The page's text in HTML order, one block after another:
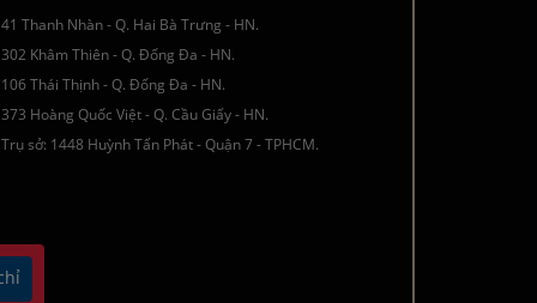
41 Thanh Nhàn - Q. Hai Bà Trưng - HN.
302 Khâm Thiên - Q. Đống Đa - HN.
106 Thái Thịnh - Q. Đống Đa - HN.
373 Hoàng Quốc Việt - Q. Cầu Giấy - HN.
Trụ sở: 1448 Huỳnh Tấn Phát - Quận 7 - TPHCM.